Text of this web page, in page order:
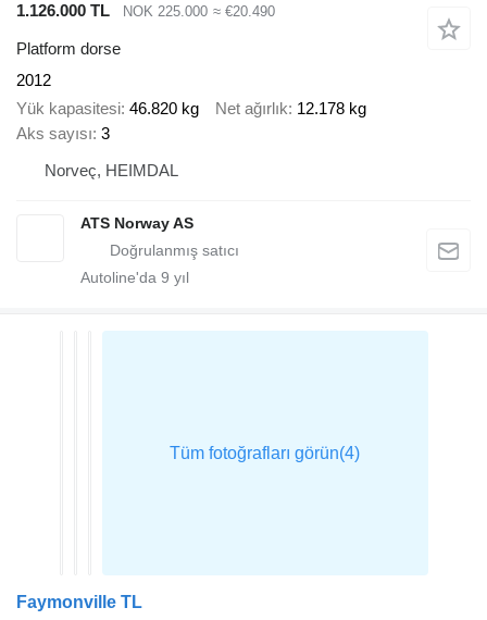
1.126.000 TL NOK 225.000 ≈ €20.490
Platform dorse
2012
Yük kapasitesi 46.820 kg Net ağırlık 12.178 kg
Aks sayısı 3
Norveç, HEIMDAL
ATS Norway AS
Autoline'da 9 yıl
Faymonville TL